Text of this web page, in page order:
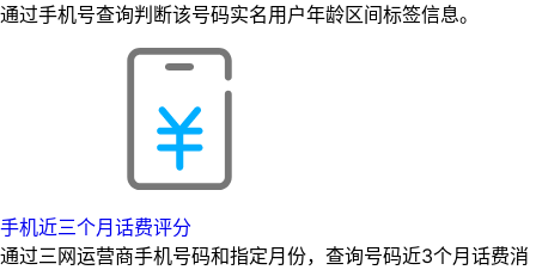
通过手机号查询判断该号码实名用户年龄区间标签信息。
手机近三个月话费评分
通过三网运营商手机号码和指定月份，查询号码近3个月话费消